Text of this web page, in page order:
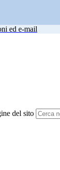
ed e-mail
del sito